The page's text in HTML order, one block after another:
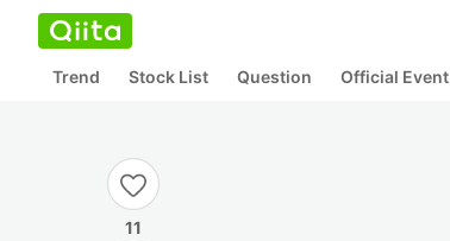
Trend Stock List Question Official Event
11